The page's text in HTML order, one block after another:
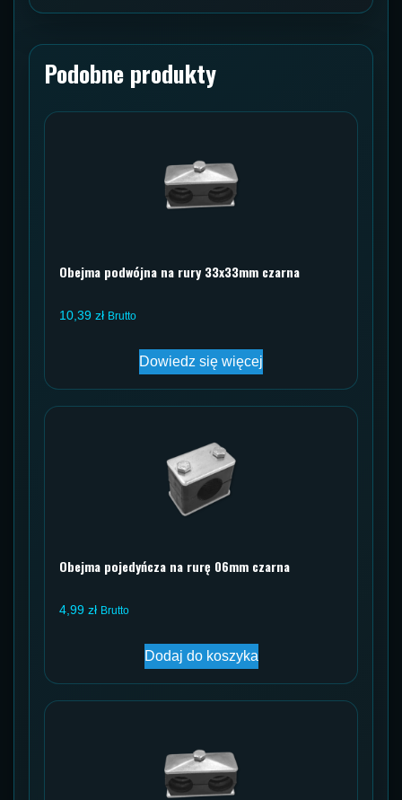
Podobne produkty
Obejma podwójna na rury 33x33mm czarna
10,39 zł Brutto
Dowiedz się więcej
Obejma pojedyńcza na rurę 06mm czarna
4,99 zł Brutto
Dodaj do koszyka